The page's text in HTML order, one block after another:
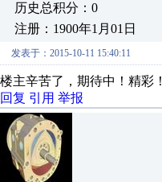
历史总积分：0
注册：1900年1月01日
发表于：2015-10-11 15:40:11
楼主辛苦了，期待中！精彩！
回复 引用 举报